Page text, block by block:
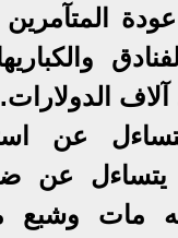
المتآمرين
آلاف الدولارات.
عن
يتساءل عن
لأنه مات